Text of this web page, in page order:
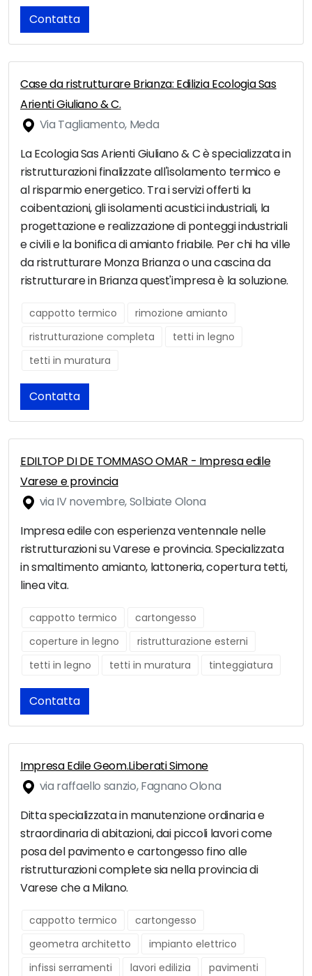
Contatta
Case da ristrutturare Brianza: Edilizia Ecologia Sas
Arienti Giuliano & C.
Via Tagliamento, Meda
La Ecologia Sas Arienti Giuliano & C è specializzata in
ristrutturazioni finalizzate all'isolamento termico e
al risparmio energetico. Tra i servizi offerti la
coibentazioni, gli isolamenti acustici industriali, la
progettazione e realizzazione di ponteggi industriali
e civili e la bonifica di amianto friabile. Per chi ha ville
da ristrutturare Monza Brianza o una cascina da
ristrutturare in Brianza quest'impresa è la soluzione.
cappotto termico
rimozione amianto
ristrutturazione completa
tetti in legno
tetti in muratura
Contatta
EDILTOP DI DE TOMMASO OMAR - Impresa edile
Varese e provincia
via IV novembre, Solbiate Olona
Impresa edile con esperienza ventennale nelle
ristrutturazioni su Varese e provincia. Specializzata
in smaltimento amianto, lattoneria, copertura tetti,
linea vita.
cappotto termico
cartongesso
coperture in legno
ristrutturazione esterni
tetti in legno
tetti in muratura tinteggiatura
Contatta
Impresa Edile Geom.Liberati Simone
via raffaello sanzio, Fagnano Olona
Ditta specializzata in manutenzione ordinaria e
straordinaria di abitazioni, dai piccoli lavori come
posa del pavimento e cartongesso fino alle
ristrutturazioni complete sia nella provincia di
Varese che a Milano.
cappotto termico
cartongesso
geometra architetto
impianto elettrico
infissi serramenti
lavori edilizia
pavimenti